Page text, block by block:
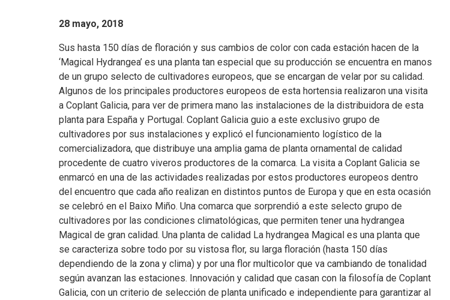
28 mayo, 2018
Sus hasta 150 días de floración y sus cambios de color con cada estación hacen de la
‘Magical Hydrangea’ es una planta tan especial que su producción se encuentra en manos
de un grupo selecto de cultivadores europeos, que se encargan de velar por su calidad.
Algunos de los principales productores europeos de esta hortensia realizaron una visita
a Coplant Galicia, para ver de primera mano las instalaciones de la distribuidora de esta
planta para España y Portugal. Coplant Galicia guio a este exclusivo grupo de
cultivadores por sus instalaciones y explicó el funcionamiento logístico de la
comercializadora, que distribuye una amplia gama de planta ornamental de calidad
procedente de cuatro viveros productores de la comarca. La visita a Coplant Galicia se
enmarcó en una de las actividades realizadas por estos productores europeos dentro
del encuentro que cada año realizan en distintos puntos de Europa y que en esta ocasión
se celebró en el Baixo Miño. Una comarca que sorprendió a este selecto grupo de
cultivadores por las condiciones climatológicas, que permiten tener una hydrangea
Magical de gran calidad. Una planta de calidad La hydrangea Magical es una planta que
se caracteriza sobre todo por su vistosa flor, su larga floración (hasta 150 días
dependiendo de la zona y clima) y por una flor multicolor que va cambiando de tonalidad
según avanzan las estaciones. Innovación y calidad que casan con la filosofía de Coplant
Galicia, con un criterio de selección de planta unificado e independiente para garantizar al